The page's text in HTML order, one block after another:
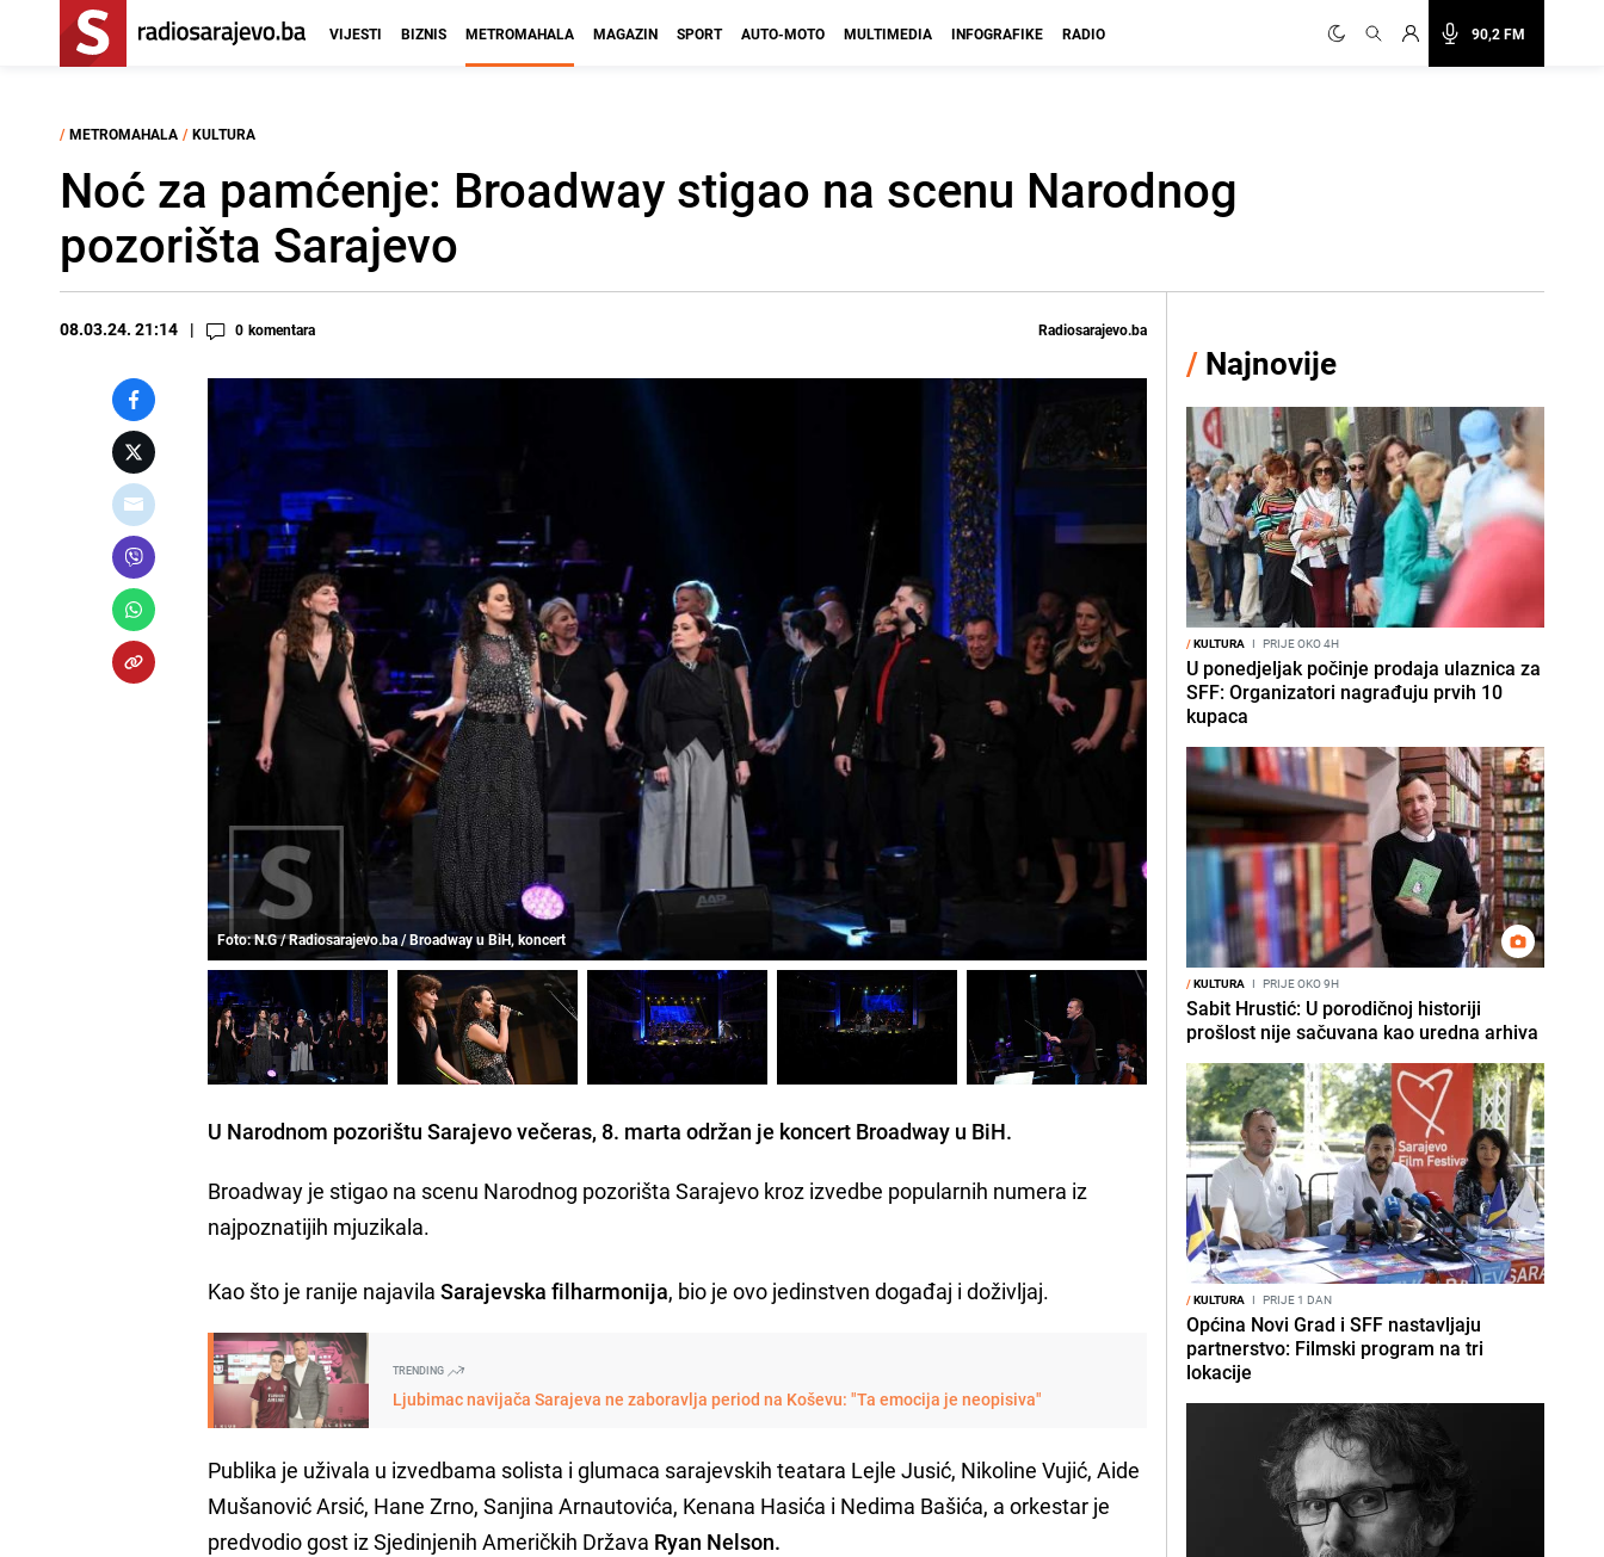
90,2 FM
VIJESTI BIZNIS METROMAHALA MAGAZIN SPORT AUTO-MOTO MULTIMEDIA INFOGRAFIKE RADIO
/ METROMAHALA / KULTURA
Noć za pamćenje: Broadway stigao na scenu Narodnog
pozorišta Sarajevo
08.03.24. 21:14 0 komentara Radiosarajevo.ba
Foto: N.G / Radiosarajevo.ba / Broadway u BiH, koncert
U Narodnom pozorištu Sarajevo večeras, 8. marta održan je koncert Broadway u BiH.
Broadway je stigao na scenu Narodnog pozorišta Sarajevo kroz izvedbe popularnih numera iz
najpoznatijih mjuzikala.
Kao što je ranije najavila Sarajevska filharmonija, bio je ovo jedinstven događaj i doživljaj.
TRENDING
Ljubimac navijača Sarajeva ne zaboravlja period na Koševu: "Ta emocija je neopisiva"
Publika je uživala u izvedbama solista i glumaca sarajevskih teatara Lejle Jusić, Nikoline Vujić, Aide
Mušanović Arsić, Hane Zrno, Sanjina Arnautovića, Kenana Hasića i Nedima Bašića, a orkestar je
predvodio gost iz Sjedinjenih Američkih Država Ryan Nelson.
/ Najnovije
/KULTURA I PRIJE OKO 4H
U ponedjeljak počinje prodaja ulaznica za
SFF: Organizatori nagrađuju prvih 10
kupaca
/KULTURA I PRIJE OKO 9H
Sabit Hrustić: U porodičnoj historiji
prošlost nije sačuvana kao uredna arhiva
/KULTURA I PRIJE 1 DAN
Općina Novi Grad i SFF nastavljaju
partnerstvo: Filmski program na tri
lokacije